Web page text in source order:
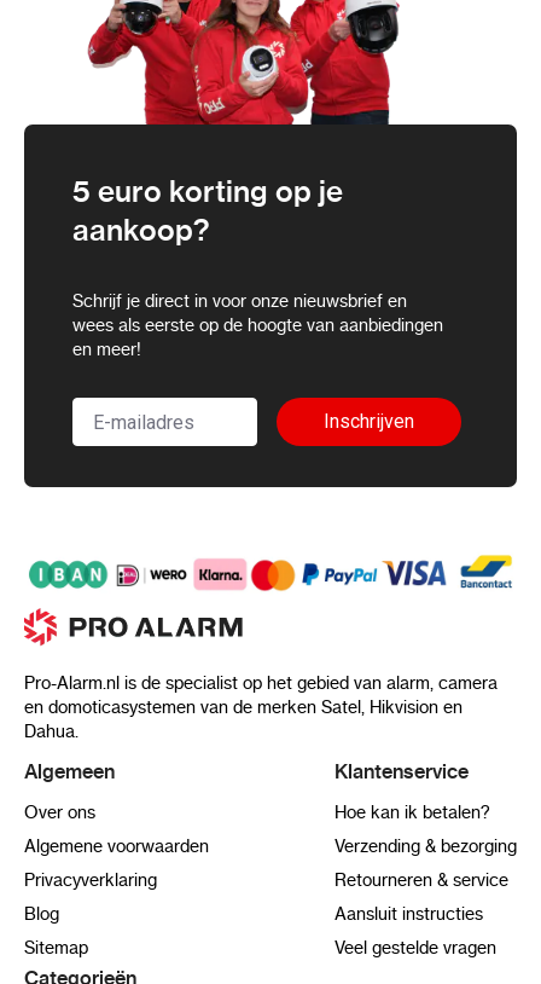
5 euro korting op je
aankoop?
Schrijf je direct in voor onze nieuwsbrief en
wees als eerste op de hoogte van aanbiedingen
en meer!
Inschrijven
Pro-Alarm.nl is de specialist op het gebied van alarm, camera
en domoticasystemen van de merken Satel, Hikvision en
Dahua.
Algemeen
Over ons
Algemene voorwaarden
Privacyverklaring
Blog
Sitemap
Klantenservice
Hoe kan ik betalen?
Verzending & bezorging
Retourneren & service
Aansluit instructies
Veel gestelde vragen
Categorieën